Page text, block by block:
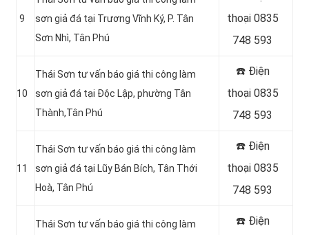
9
sơn giả đá tại Trương Vĩnh Ký, P. Tân
Sơn Nhì, Tân Phú
thoại 0835
748 593
10
Thái Sơn tư vấn báo giá thi công làm
sơn giả đá tại Độc Lập, phường Tân
Thành,Tân Phú
☎️ Điện
thoại 0835
748 593
11
Thái Sơn tư vấn báo giá thi công làm
sơn giả đá tại Lũy Bán Bích, Tân Thới
Hoà, Tân Phú
☎️ Điện
thoại 0835
748 593
Thái Sơn tư vấn báo giá thi công làm
☎️ Điện